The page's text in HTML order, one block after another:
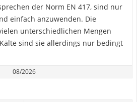
der Norm EN 417, sind nur
einfach anzuwenden. Die
unterschiedlichen Mengen
sind sie allerdings nur bedingt
08/2026